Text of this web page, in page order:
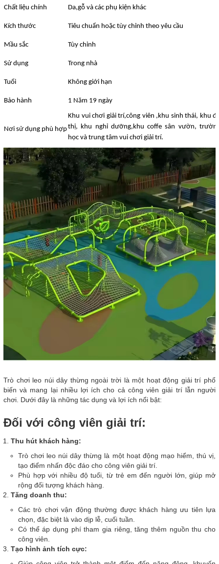
Chất liệu chính Da,gỗ và các phụ kiện khác
Kích thước Tiêu chuẩn hoặc tùy chỉnh theo yêu cầu
Mầu sắc Tùy chỉnh
Sử dụng Trong nhà
Tuổi Không giới hạn
Bảo hành 1 Năm 19 ngày
Nơi sử dụng phù hợp
Khu vui chơi giải trí,công viên ,khu sinh thái, khu
thị, khu nghỉ dưỡng,khu coffe sân vườn,
học và trung tâm vui chơi giải trí.
Trò chơi leo núi dây thừng ngoài trời là một hoạt động giải trí phổ
biến và mang lại nhiều lợi ích cho cả công viên giải trí lẫn người
chơi. Dưới đây là những tác dụng và lợi ích nổi bật:
Đối với công viên giải trí:
Thu hút khách hàng:
Trò chơi leo núi dây thừng là một hoạt động mạo hiểm, thú vị,
tạo điểm nhấn độc đáo cho công viên giải trí.
Phù hợp với nhiều độ tuổi, từ trẻ em đến người lớn, giúp mở
rộng đối tượng khách hàng.
Tăng doanh thu:
Các trò chơi vận động thường được khách hàng ưu tiên lựa
chọn, đặc biệt là vào dịp lễ, cuối tuần.
Có thể áp dụng phí tham gia riêng, tăng thêm nguồn thu cho
công viên.
Tạo hình ảnh tích cực: